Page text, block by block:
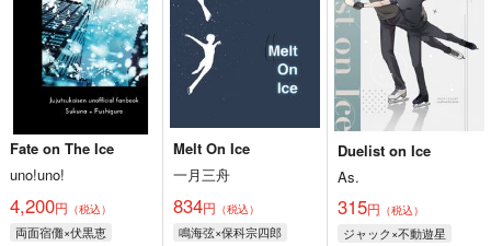
Fate on The Ice
uno!uno!
4,200円 （税込）
両面宿儺×伏黒恵
Melt On Ice
一月三舟
834円 （税込）
鳴海弦×保科宗四郎
Duelist on Ice
As.
315円 （税込）
ジャック×不動遊星